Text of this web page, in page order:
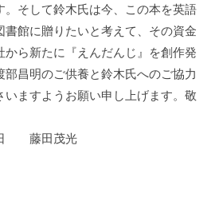
そして鈴木氏は今、この本を英語
書館に贈りたいと考えて、その資金
から新たに『えんだんじ』を創作発
昌明のご供養と鈴木氏へのご協力
いますようお願い申し上げます。敬
日 藤田茂光